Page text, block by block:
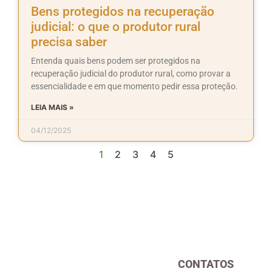
Bens protegidos na recuperação
judicial: o que o produtor rural
precisa saber
Entenda quais bens podem ser protegidos na
recuperação judicial do produtor rural, como provar a
essencialidade e em que momento pedir essa proteção.
LEIA MAIS »
04/12/2025
1 2 3 4 5
CONTATOS